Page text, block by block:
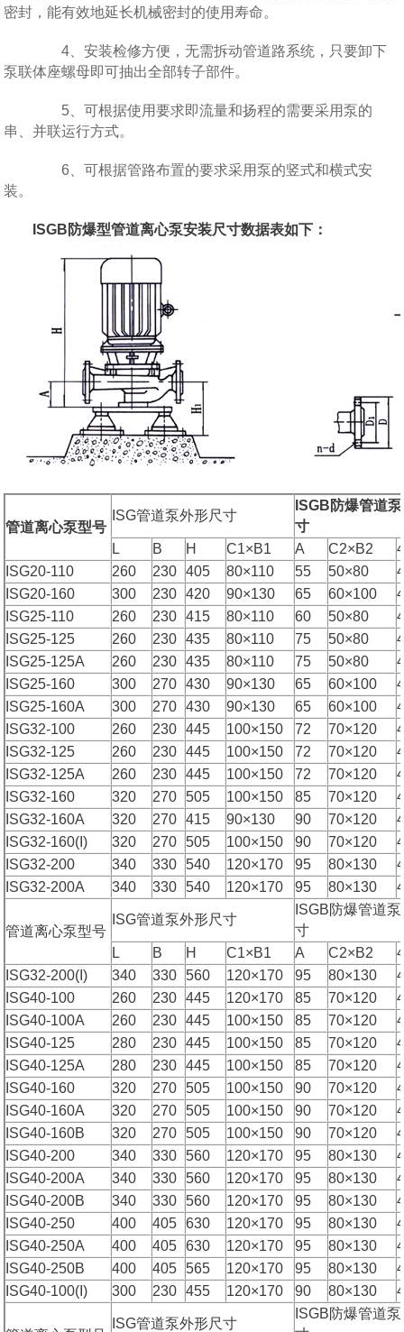
密封，能有效地延长机械密封的使用寿命。
4、安装检修方便，无需拆动管道路系统，只要卸下
泵联体座螺母即可抽出全部转子部件。
5、可根据使用要求即流量和扬程的需要采用泵的
串、并联运行方式。
6、可根据管路布置的要求采用泵的竖式和横式安
装。
ISGB防爆型管道离心泵安装尺寸数据表如下：
管道离心泵型号
ISG管道泵外形尺寸
ISGB防爆管道
寸
L
B H C1×B1 A C2×B2
ISG20-110
260 230 405 80×110 55 50×80
ISG20-160
300 230 420 90×130 65 60×100
ISG25-110
260 230 415 80×110 60 50×80
ISG25-125
260 230 435 80×110 75 50×80
ISG25-125A
260 230 435 80×110 75 50×80
ISG25-160
300 270 430 90×130 65 60×100
ISG25-160A
300 270 430 90×130 65 60×100
ISG32-100
260 230 445 100×150 72 70×120
ISG32-125
260 230 445 100×150 72 70×120
ISG32-125A
260 230 445 100×150 72 70×120
ISG32-160
320 270 505 100×150 85 70×120
ISG32-160A
320 270 415 90×130 90 70×120
ISG32-160(I)
320 270 505 100×150 90 70×120
ISG32-200
340 330 540 120×170 95 80×130
ISG32-200A
340 330 540 120×170 95 80×130
管道离心泵型号
ISG管道泵外形尺寸
ISGB防爆管道
寸
L
B H C1×B1 A C2×B2
ISG32-200(I)
340 330 560 120×170 95 80×130
ISG40-100
260 230 445 120×170 85 70×120
ISG40-100A
260 230 445 100×150 85 70×120
ISG40-125
280 230 445 100×150 85 70×120
ISG40-125A
280 230 445 100×150 85 70×120
ISG40-160
320 270 505 100×150 90 70×120
ISG40-160A
320 270 505 100×150 90 70×120
ISG40-160B
320 270 505 100×150 90 70×120
ISG40-200
340 330 560 120×170 95 80×130
ISG40-200A
340 330 560 120×170 95 80×130
ISG40-200B
340 330 560 120×170 95 80×130
ISG40-250
400 405 630 120×170 95 80×130
ISG40-250A
400 405 630 120×170 95 80×130
ISG40-250B
400 405 565 120×170 95 80×130
ISG40-100(I)
300 230 455 120×170 90 80×130
ISG管道泵外形尺寸
ISGB防爆管道